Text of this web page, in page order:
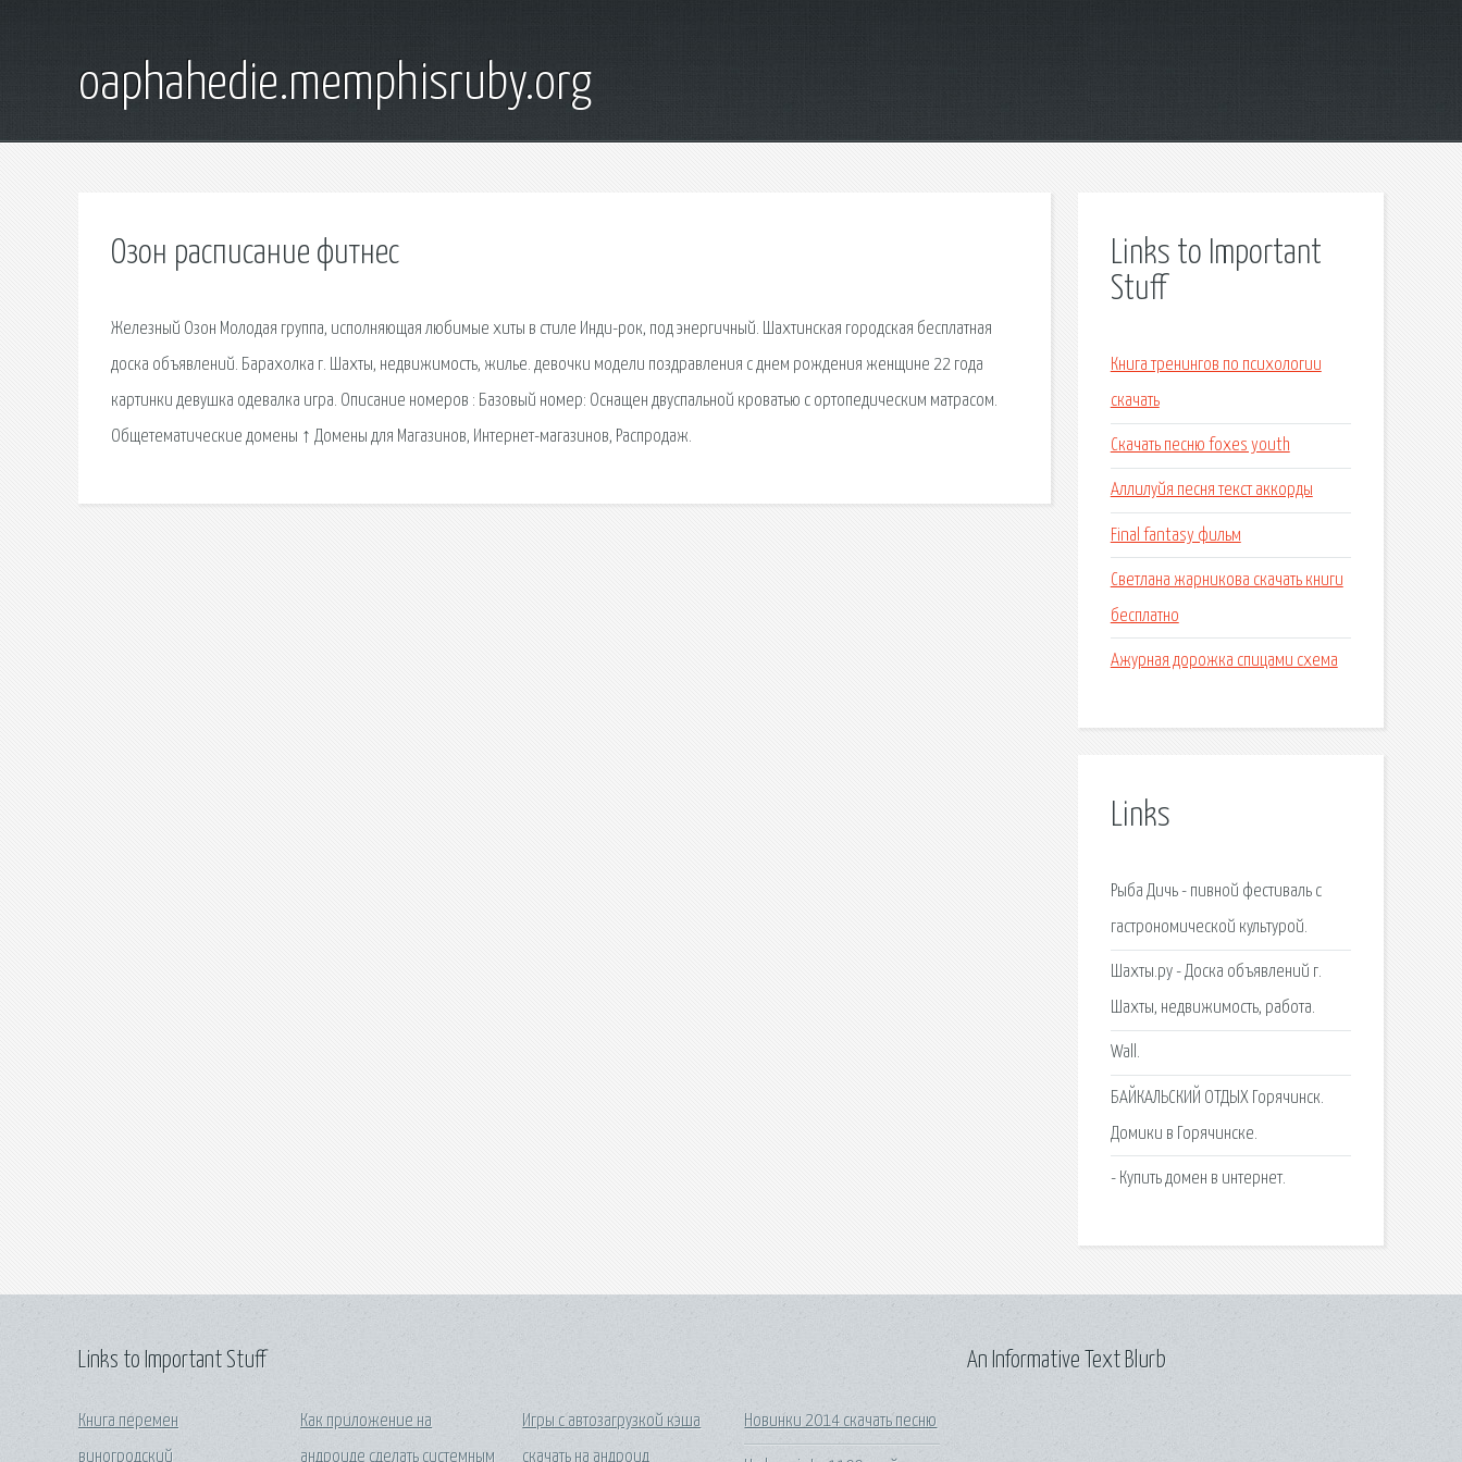
oaphahedie.memphisruby.org
Озон расписание фитнес
Железный Озон Молодая группа, исполняющая любимые хиты в стиле Инди-рок, под энергичный. Шахтинская городская бесплатная
доска объявлений. Барахолка г. Шахты, недвижимость, жилье. девочки модели поздравления с днем рождения женщине 22 года
картинки девушка одевалка игра. Описание номеров : Базовый номер: Оснащен двуспальной кроватью с ортопедическим матрасом.
Общетематические домены ↑ Домены для Магазинов, Интернет-магазинов, Распродаж.
Links to Important
Stuff
Книга тренингов по психологии
скачать
Скачать песню foxes youth
Аллилуйя песня текст аккорды
Final fantasy фильм
Светлана жарникова скачать книги
бесплатно
Ажурная дорожка спицами схема
Links
Рыба Дичь - пивной фестиваль с
гастрономической культурой.
Шахты.ру - Доска объявлений г.
Шахты, недвижимость, работа.
Wall.
БАЙКАЛЬСКИЙ ОТДЫХ Горячинск.
Домики в Горячинске.
- Купить домен в интернет.
Links to Important Stuff
Книга перемен
виногродский
Как приложение на
андроиде сделать системным
Игры с автозагрузкой кэша
скачать на андроид
Новинки 2014 скачать песню
An Informative Text Blurb